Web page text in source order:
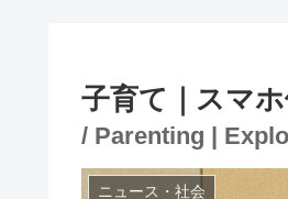
子育て｜スマ
/ Parenting |
ニュース・社会